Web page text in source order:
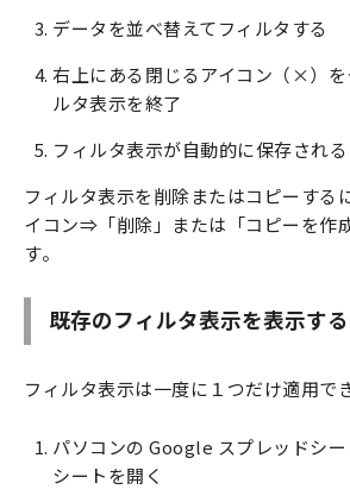
データを並べ替えてフィルタする
右上にある閉じるアイコン（×）を
ルタ表示を終了
フィルタ表示が自動的に保存される
フィルタ表示を削除またはコピーする
イコン⇒「削除」または「コピーを作
す。
既存のフィルタ表示を表示する
フィルタ表示は一度に１つだけ適用で
パソコンの Google スプレッドシ
シートを開く